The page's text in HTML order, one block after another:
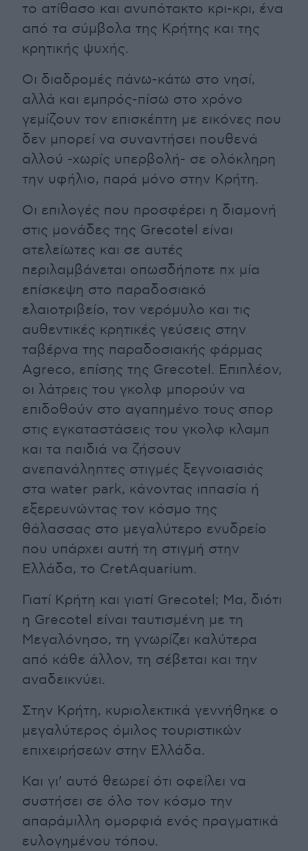
το ατίθασο και ανυπότακτο κρι-κρι, ένα
από τα σύμβολα της Κρήτης και της
κρητικής ψυχής.
Οι διαδρομές πάνω-κάτω στο νησί,
αλλά και εμπρός-πίσω στο χρόνο
γεμίζουν τον επισκέπτη με εικόνες που
δεν μπορεί να συναντήσει πουθενά
αλλού -χωρίς υπερβολή- σε ολόκληρη
την υφήλιο, παρά μόνο στην Κρήτη.
Οι επιλογές που προσφέρει η διαμονή
στις μονάδες της Grecotel είναι
ατελείωτες και σε αυτές
περιλαμβάνεται οπωσδήποτε πχ μία
επίσκεψη στο παραδοσιακό
ελαιοτριβείο, τον νερόμυλο και τις
αυθεντικές κρητικές γεύσεις στην
ταβέρνα της παραδοσιακής φάρμας
Agreco, επίσης της Grecotel. Επιπλέον,
οι λάτρεις του γκολφ μπορούν να
επιδοθούν στο αγαπημένο τους σπορ
στις εγκαταστάσεις του γκολφ κλαμπ
και τα παιδιά να ζήσουν
ανεπανάληπτες στιγμές ξεγνοιασιάς
στα water park, κάνοντας ιππασία ή
εξερευνώντας τον κόσμο της
θάλασσας στο μεγαλύτερο ενυδρείο
που υπάρχει αυτή τη στιγμή στην
Ελλάδα, το CretAquarium.
Γιατί Κρήτη και γιατί Grecotel; Μα, διότι
η Grecotel είναι ταυτισμένη με τη
Μεγαλόνησο, τη γνωρίζει καλύτερα
από κάθε άλλον, τη σέβεται και την
αναδεικνύει.
Στην Κρήτη, κυριολεκτικά γεννήθηκε ο
μεγαλύτερος όμιλος τουριστικών
επιχειρήσεων στην Ελλάδα.
Και γι’ αυτό θεωρεί ότι οφείλει να
συστήσει σε όλο τον κόσμο την
απαράμιλλη ομορφιά ενός πραγματικά
ευλογημένου τόπου.